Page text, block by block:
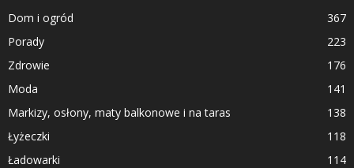
Dom i ogród
367
Porady
223
Zdrowie
176
Moda
141
Markizy, osłony, maty balkonowe i na taras
138
Łyżeczki
118
Ładowarki
114